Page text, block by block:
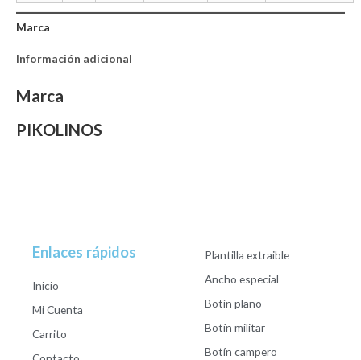
Marca
Información adicional
Marca
PIKOLINOS
Enlaces rápidos
Inicio
Mi Cuenta
Carrito
Plantilla extraible
Ancho especial
Botín plano
Botín militar
Botín campero